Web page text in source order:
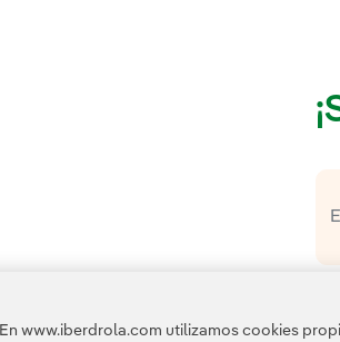
En www.iberdrola.com utilizamos cookies